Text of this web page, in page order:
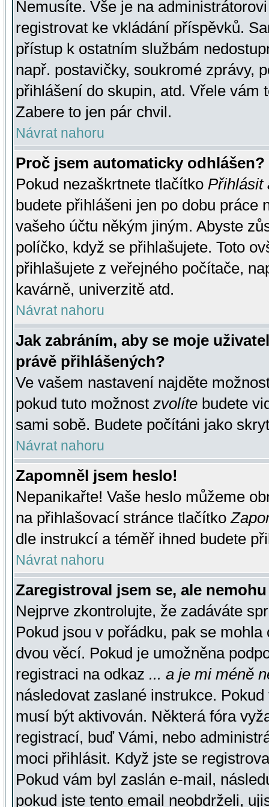
Nemusíte. Vše je na
registrovat ke vkládání příspěvků.
přístup k ostatním službám
např. postavičky, soukromé zprávy,
přihlášení do skupin, atd. Vřele vám
Zabere to jen pár chvil.
Návrat nahoru
Proč jsem automaticky odhlášen?
Pokud nezaškrtnete tlačítko Přihlásit
budete přihlášeni jen po dobu práce
vašeho účtu někým jiným. Abyste
políčko, když se přihlašujete. Toto
přihlašujete z veřejného počítače,
kavárně, univerzitě atd.
Návrat nahoru
Jak zabráním, aby se moje
právě přihlášených?
Ve vašem nastavení najděte
pokud tuto možnost zvolíte budete
sami sobě. Budete počítáni jako
Návrat nahoru
Zapomněl jsem heslo!
Nepanikařte! Vaše heslo můžeme
na přihlašovací stránce tlačítko
dle instrukcí a téměř ihned budete
Návrat nahoru
Zaregistroval jsem se, ale
Nejprve zkontrolujte, že zadáváte
Pokud jsou v pořádku, pak se
dvou věcí. Pokud je umožněna
registraci na odkaz ... a je mi méně
následovat zaslané instrukce.
musí být aktivován. Některá fóra
registrací, buď Vámi, nebo
moci přihlásit. Když jste se
Pokud vám byl zaslán e-mail,
pokud jste tento email neobdrželi,